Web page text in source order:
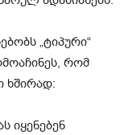
„ტიპური“
რომ
ხშირად:
იყენებენ